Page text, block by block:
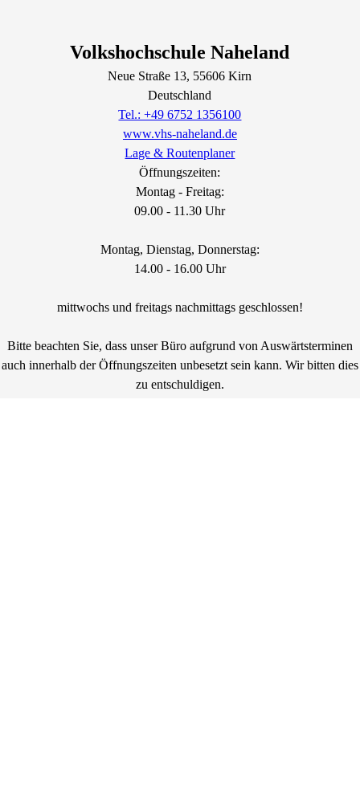
Volkshochschule Naheland
Neue Straße 13, 55606Kirn
Deutschland
Tel.: +49 6752 1356100
www.vhs-naheland.de
Lage & Routenplaner
Öffnungszeiten:
Montag - Freitag:
09.00 - 11.30 Uhr
Montag, Dienstag, Donnerstag:
14.00 - 16.00 Uhr
mittwochs und freitags nachmittags geschlossen!
Bitte beachten Sie, dass unser Büro aufgrund von Auswärtsterminen
auch innerhalb der Öffnungszeiten unbesetzt sein kann. Wir bitten dies
zu entschuldigen.